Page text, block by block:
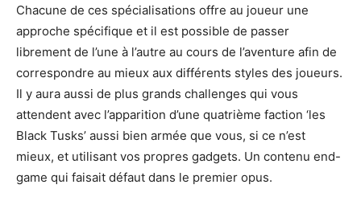
Chacune de ces spécialisations offre au joueur une
approche spécifique et il est possible de passer
librement de l’une à l’autre au cours de l’aventure afin de
correspondre au mieux aux différents styles des joueurs.
Il y aura aussi de plus grands challenges qui vous
attendent avec l’apparition d’une quatrième faction ‘les
Black Tusks’ aussi bien armée que vous, si ce n’est
mieux, et utilisant vos propres gadgets. Un contenu end-
game qui faisait défaut dans le premier opus.